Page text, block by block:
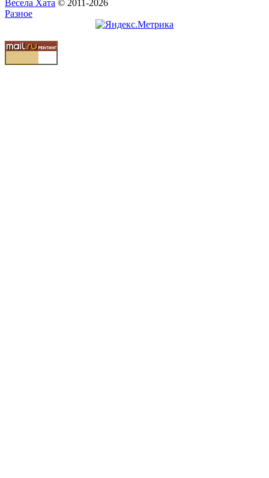
Весела Хата © 2011-2026
Разное